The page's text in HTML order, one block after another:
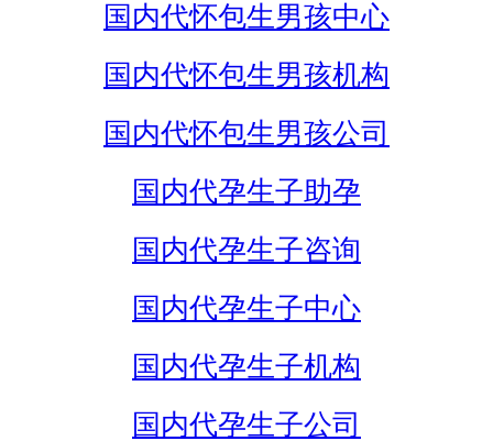
国内代怀包生男孩中心
国内代怀包生男孩机构
国内代怀包生男孩公司
国内代孕生子助孕
国内代孕生子咨询
国内代孕生子中心
国内代孕生子机构
国内代孕生子公司